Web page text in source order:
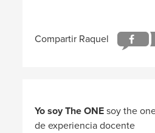
Yo soy The ONEsoy the
de experiencia docente